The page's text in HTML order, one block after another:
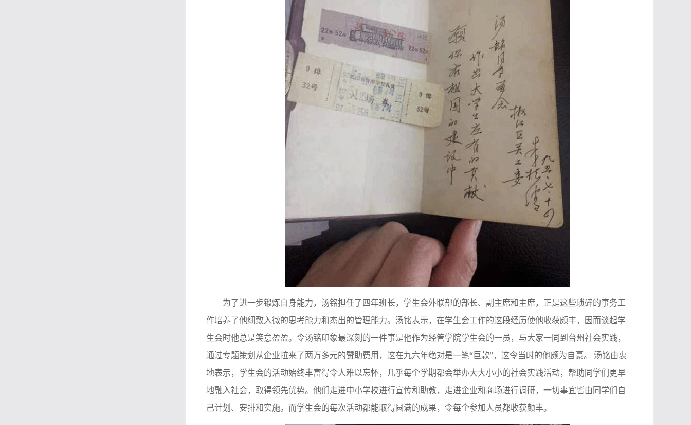
为了进一步锻炼自身能力，汤铭担任了四年班长，学生会外联部的部长、副主席和主席，正是这些琐碎的事务工
作培养了他细致入微的思考能力和杰出的管理能力。汤铭表示，在学生会工作的这段经历使他收获颇丰，因而谈起学
生会时他总是笑意盈盈。令汤铭印象最深刻的一件事是他作为经管学院学生会的一员，与大家一同到台州社会实践，
通过专题策划从企业拉来了两万多元的赞助费用，这在九六年绝对是一笔“巨款”，这令当时的他颇为自豪。 汤铭由衷
地表示，学生会的活动始终丰富得令人难以忘怀，几乎每个学期都会举办大大小小的社会实践活动，帮助同学们更早
地融入社会，取得领先优势。他们走进中小学校进行宣传和助教，走进企业和商场进行调研，一切事宜皆由同学们自
己计划、安排和实施。而学生会的每次活动都能取得圆满的成果，令每个参加人员都收获颇丰。